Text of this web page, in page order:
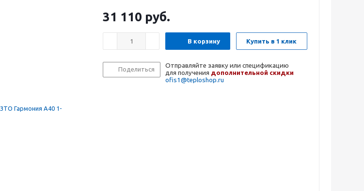
31 110 руб.
В корзину Купить в 1 клик
Поделиться
Отправляйте заявку или спецификацию
для получения дополнительной скидки
ofis1@teploshop.ru